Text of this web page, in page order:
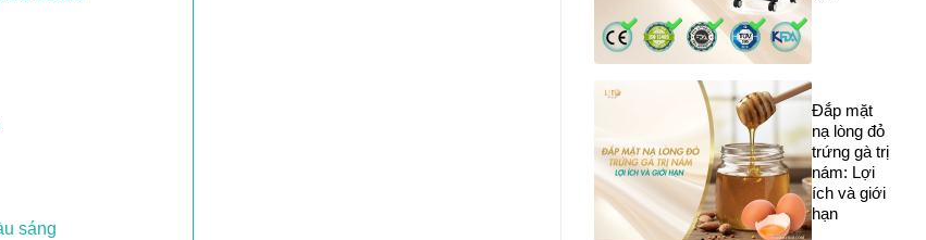
sáng
Đắp mặt
nạ lòng đỏ
trứng gà trị
nám: Lợi
ích và giới
hạn